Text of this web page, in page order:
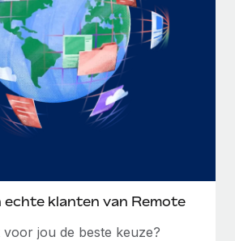
echte klanten van Remote
voor jou de beste keuze?